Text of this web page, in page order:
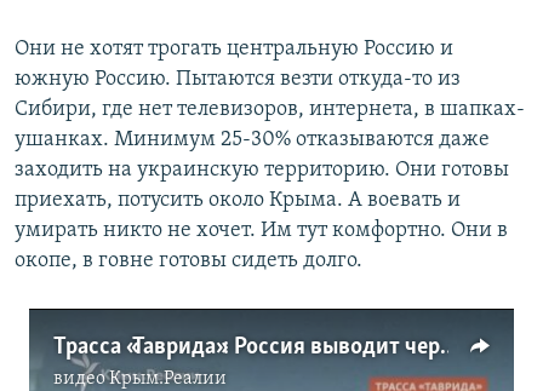
Они не хотят трогать центральную Россию и
южную Россию. Пытаются везти откуда-то из
Сибири, где нет телевизоров, интернета, в шапках-
ушанках. Минимум 25-30% отказываются даже
заходить на украинскую территорию. Они готовы
приехать, потусить около Крыма. А воевать и
умирать никто не хочет. Им тут комфортно. Они в
окопе, в говне готовы сидеть долго.
Трасса «Таврида»: Россия выводит через Крым разбитую в Украине военную технику (видео)
видеоКрым.Реалии